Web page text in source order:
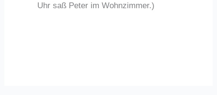
Uhr saß Peter im Wohnzimmer.)